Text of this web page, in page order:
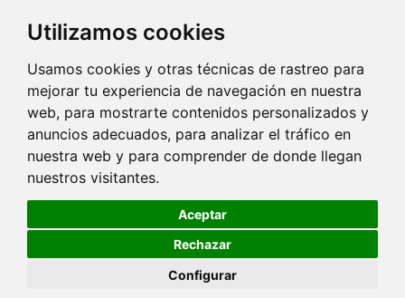
Utilizamos cookies
Usamos cookies y otras técnicas de rastreo para
mejorar tu experiencia de navegación en nuestra
web, para mostrarte contenidos personalizados y
anuncios adecuados, para analizar el tráfico en
nuestra web y para comprender de donde llegan
nuestros visitantes.
Aceptar
Rechazar
Configurar
¡Últimas unidades!
25,95 €
23,37 € +
-
Añadir a carrito
EN STOCK
Lo tenemos
seguro
Imaginación Regala ilusión
Envío
©2026 Deeps And Deeps. Todos los derechos reservados .